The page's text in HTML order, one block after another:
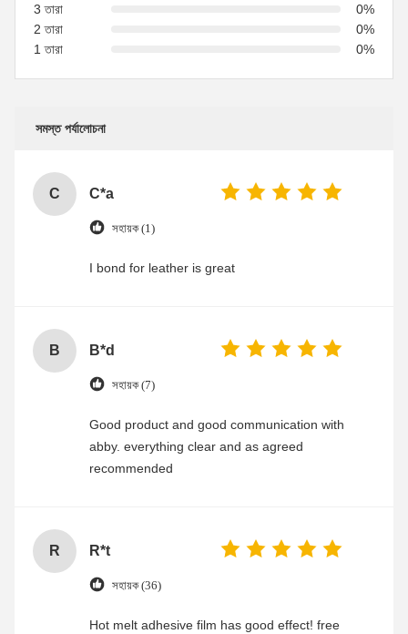
3 তারা
0%
2 তারা
0%
1 তারা
0%
সমস্ত পর্যালোচনা
C C*a
সহায়ক (1)
I bond for leather is great
B B*d
সহায়ক (7)
Good product and good communication with
abby. everything clear and as agreed
recommended
R R*t
সহায়ক (36)
Hot melt adhesive film has good effect! free